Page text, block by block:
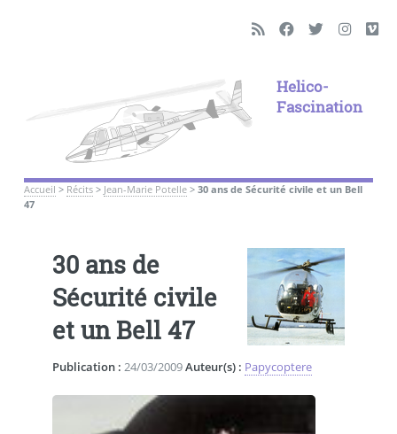
Helico-
Fascination
Accueil > Récits> Jean-Marie Potelle> 30 ans de Sécurité civile et un Bell
47
30 ans de
Sécurité civile
et un Bell 47
Publication : 24/03/2009Auteur(s) : Papycoptere